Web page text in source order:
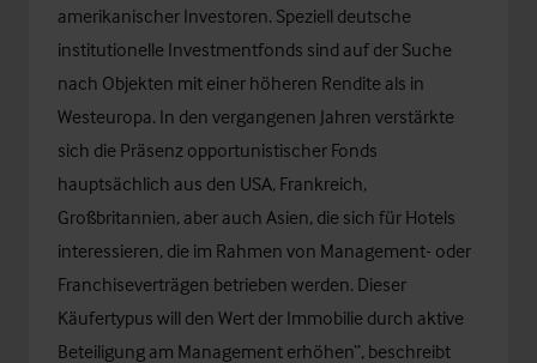
amerikanischer Investoren. Speziell deutsche
institutionelle Investmentfonds sind auf der Suche
nach Objekten mit einer höheren Rendite als in
Westeuropa. In den vergangenen Jahren verstärkte
sich die Präsenz opportunistischer Fonds
hauptsächlich aus den USA, Frankreich,
Großbritannien, aber auch Asien, die sich für Hotels
interessieren, die im Rahmen von Management- oder
Franchiseverträgen betrieben werden. Dieser
Käufertypus will den Wert der Immobilie durch aktive
Beteiligung am Management erhöhen“, beschreibt